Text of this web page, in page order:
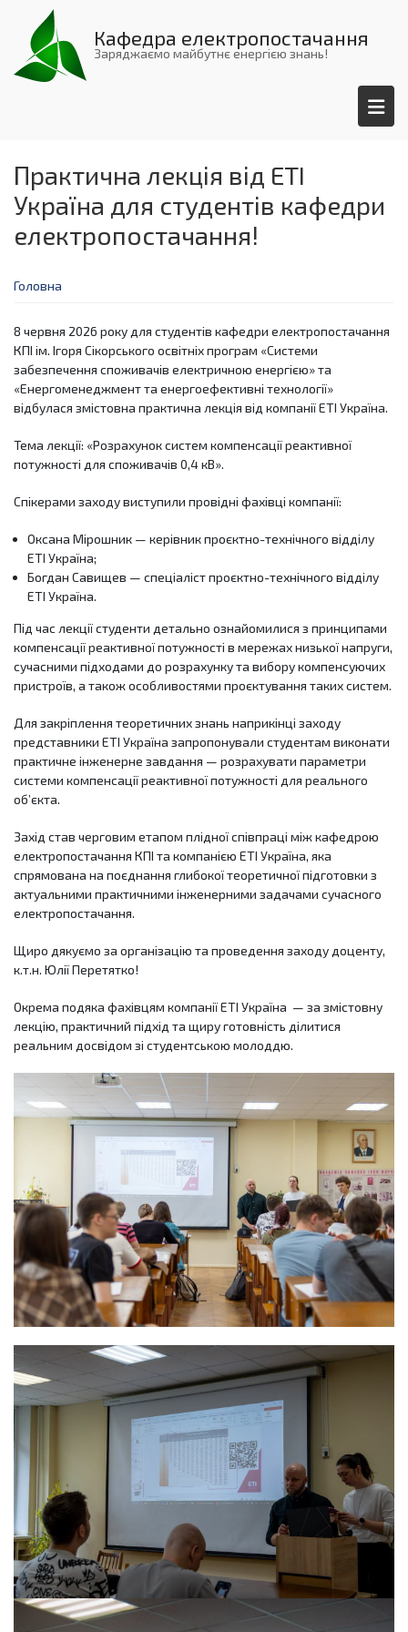
Перейти
основного
вмісту
Кафедра електропостачання
Заряджаємо майбутнє енергією знань!
Практична лекція від ETI
Україна для студентів кафедри
електропостачання!
Головна
8 червня 2026 року для студентів кафедри електропостачання
КПІ ім. Ігоря Сікорського освітніх програм «Системи
забезпечення споживачів електричною енергією» та
«Енергоменеджмент та енергоефективні технології»
відбулася змістовна практична лекція від компанії ETI Україна.
Тема лекції: «Розрахунок систем компенсації реактивної
потужності для споживачів 0,4 кВ».
Спікерами заходу виступили провідні фахівці компанії:
Оксана Мірошник — керівник проєктно-технічного відділу
ETI Україна;
Богдан Савищев — спеціаліст проєктно-технічного відділу
ETI Україна.
Під час лекції студенти детально ознайомилися з принципами
компенсації реактивної потужності в мережах низької напруги,
сучасними підходами до розрахунку та вибору компенсуючих
пристроїв, а також особливостями проєктування таких систем.
Для закріплення теоретичних знань наприкінці заходу
представники ETI Україна запропонували студентам виконати
практичне інженерне завдання — розрахувати параметри
системи компенсації реактивної потужності для реального
об’єкта.
Захід став черговим етапом плідної співпраці між кафедрою
електропостачання КПІ та компанією ETI Україна, яка
спрямована на поєднання глибокої теоретичної підготовки з
актуальними практичними інженерними задачами сучасного
електропостачання.
Щиро дякуємо за організацію та проведення заходу доценту,
к.т.н. Юлії Перетятко!
Окрема подяка фахівцям компанії ETI Україна — за змістовну
лекцію, практичний підхід та щиру готовність ділитися
реальним досвідом зі студентською молоддю.